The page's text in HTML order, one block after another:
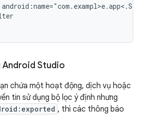
Studio
chứa một hoạt động, dịch vụ hoặc
tin sử dụng bộ lọc ý định nhưng
, thì các thông báo